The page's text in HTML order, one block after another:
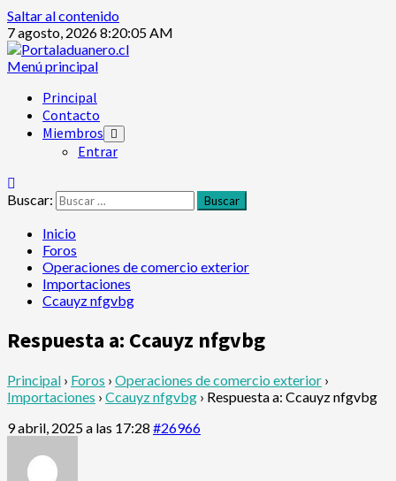
Saltar al contenido
7 agosto, 20268:20:05 AM
Menú principal
Principal
Contacto
Miembros
Entrar
Buscar:
Inicio
Foros
Operaciones de comercio exterior
Importaciones
Ccauyz nfgvbg
Respuesta a: Ccauyz nfgvbg
Principal › Foros › Operaciones de comercio exterior ›
Importaciones › Ccauyz nfgvbg › Respuesta a: Ccauyz nfgvbg
9 abril, 2025 a las 17:28 #26966